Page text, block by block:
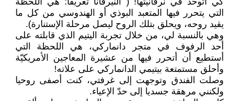
التي يتحرر فيها المتعبد البوذي أو الهندوسي من كل ما
يقيد روحه، ويحلق بتلك الروح ليصل مرحلة الإستنارة).
وهي بالنسبة لي، من خلال تجربة اليتيم الذي قابلته على
أحد الرفوف في متجر دانماركي، هي اللحظة التي
أستطيع أن أتحرر فيها من عشيرة المعاجين الأمريكيّة
وأحلق مستمتعة بيتيمي الدانماركي على علاته!
وصلت الفندق وتوجهت إلى غرفتي، كنت أصفى روحيا
ولكنني مرهقة جسديا إلى حدّ الإعياء.